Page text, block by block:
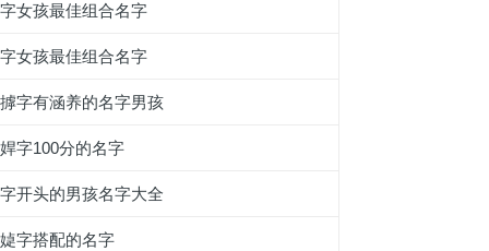
女孩最佳组合名字
女孩最佳组合名字
字有涵养的名字男孩
字100分的名字
开头的男孩名字大全
字搭配的名字